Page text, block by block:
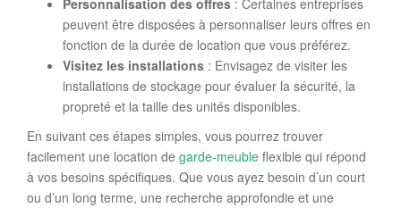
Personnalisation des offres : Certaines entreprises
peuvent être disposées à personnaliser leurs offres en
fonction de la durée de location que vous préférez.
Visitez les installations : Envisagez de visiter les
installations de stockage pour évaluer la sécurité, la
propreté et la taille des unités disponibles.
En suivant ces étapes simples, vous pourrez trouver
facilement une location de garde-meuble flexible qui répond
à vos besoins spécifiques. Que vous ayez besoin d’un court
ou d’un long terme, une recherche approfondie et une